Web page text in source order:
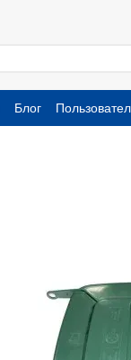
Блог